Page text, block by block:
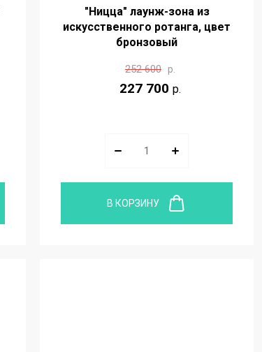
"Ницца" лаунж-зона из
искусственного ротанга, цвет
бронзовый
252 600 р.
227 700 р.
В КОРЗИНУ